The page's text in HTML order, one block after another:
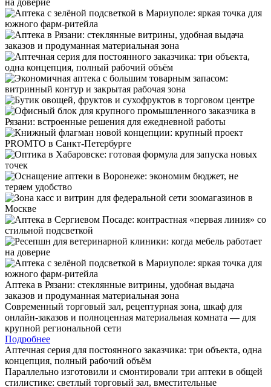
Аптека в Рязани: стеклянные витрины, удобная выдача
заказов и продуманная материальная зона
Современный торговый зал, рецептурная зона, шкаф для
онлайн-заказов и полноценная материальная комната — для
крупной региональной сети
Подробнее
Аптечная серия для постоянного заказчика: три объекта, одна
концепция, полный рабочий объём
Параллельно изготовили и смонтировали три аптеки в общей
стилистике: светлый торговый зал, вместительные